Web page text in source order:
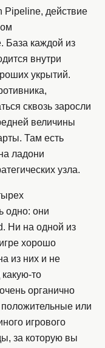
Pipeline, действие
База каждой из
внутри
укрытий.
сквозь заросли
величины
Там есть
ладони
узла.
одно: они
Ни на одной из
хорошо
из них и не
то
органично
или
игрового
за которую вы